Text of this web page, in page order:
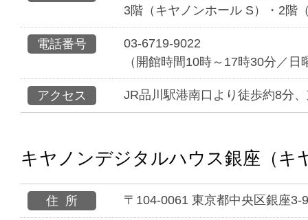
3階（キヤノンホール S）・2階
電話番号
03-6719-9022
（開館時間10時～17時30分／
アクセス JR品川駅港南口より徒歩約8分
キヤノンデジタルハウス銀座（キ
住所 〒104-0061 東京都中央区銀座